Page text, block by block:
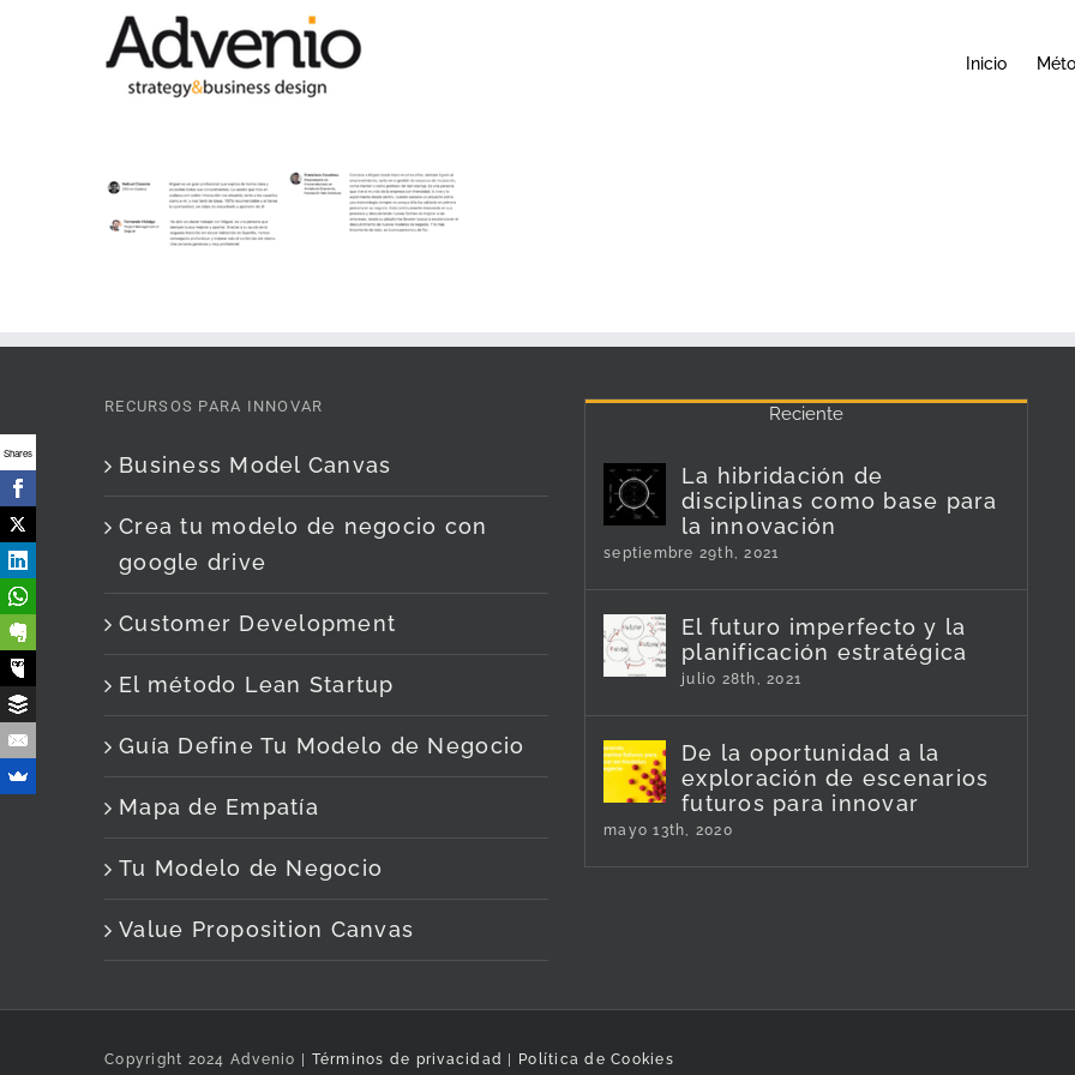
Inicio
RECURSOS PARA INNOVAR
Business Model Canvas
Crea tu modelo de negocio con
google drive
Customer Development
El método Lean Startup
Guía Define Tu Modelo de Negocio
Mapa de Empatía
Tu Modelo de Negocio
Value Proposition Canvas
Reciente
La hibridación de
disciplinas como base para
la innovación
septiembre 29th, 2021
El futuro imperfecto y la
planificación estratégica
julio 28th, 2021
De la oportunidad a la
exploración de escenarios
futuros para innovar
mayo 13th, 2020
Copyright 2024 Advenio | Términos de privacidad Política de Cookies
Shares